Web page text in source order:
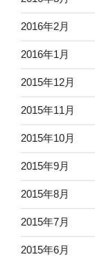
2016年2月
2016年1月
2015年12月
2015年11月
2015年10月
2015年9月
2015年8月
2015年7月
2015年6月